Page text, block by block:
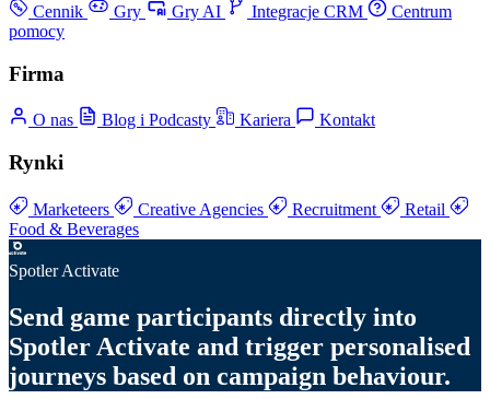
Cennik Gry Gry AI Integracje CRM
Centrum
pomocy
Firma
O nas Blog i Podcasty Kariera Kontakt
Rynki
Marketeers Creative Agencies Recruitment
Retail
Food & Beverages
Spotler Activate
Send game participants directly into
Spotler Activate and trigger personalised
journeys based on campaign behaviour.